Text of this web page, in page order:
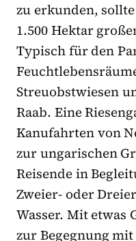
zu erkunden,
1.500 Hektar
Typisch für den
Streuobstwiesen
Raab. Eine
Kanufahrten von
zur ungarischen
Reisende in
Zweier- oder
Wasser. Mit etwas
zur Begegnung